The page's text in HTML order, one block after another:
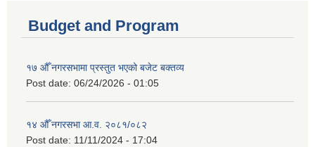
Budget and Program
१७ औँ नगरसभामा प्रस्तुत भएको बजेट बक्तव्य
Post date: 06/24/2026 - 01:05
१४ औँ नगरसभा आ.व. २०८१/०८२
Post date: 11/11/2024 - 17:04